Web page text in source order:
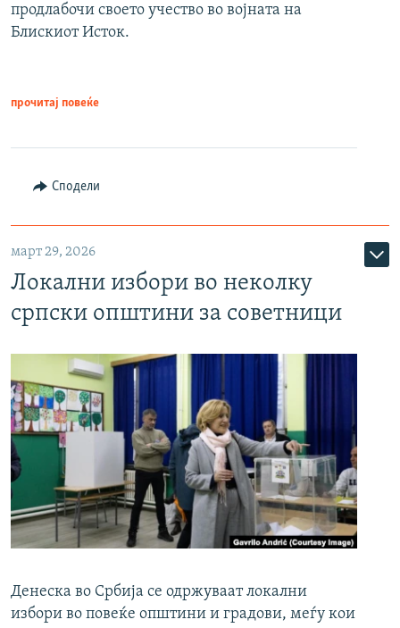
продлабочи своето учество во војната на
Блискиот Исток.
прочитај повеќе
Сподели
март 29, 2026
Локални избори во неколку
српски општини за советници
Денеска во Србија се одржуваат локални
избори во повеќе општини и градови, меѓу кои